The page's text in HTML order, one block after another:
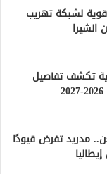
لشبكة تهريب
تكشف تفاصيل
مدريد تفرض قيودًا